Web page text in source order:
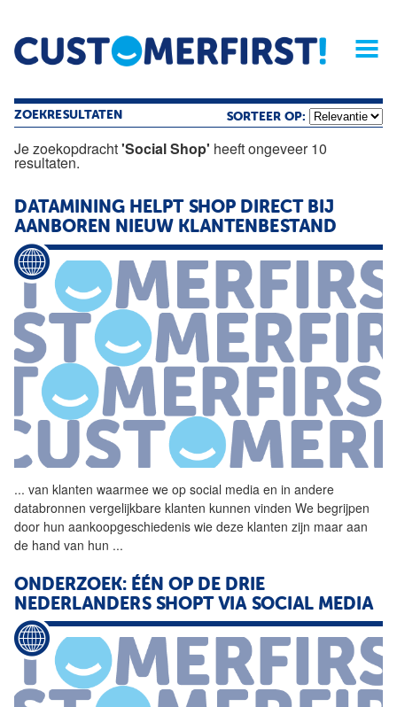
Home Opinie Archief
Magazine
ZOEKRESULTATEN SORTEER OP:
Je zoekopdracht'Social Shop' heeft ongeveer 10
resultaten.
DATAMINING HELPT SHOP DIRECT BIJ
AANBOREN NIEUW KLANTENBESTAND
... van klanten waarmee we op social media en in andere
databronnen vergelijkbare klanten kunnen vinden We begrijpen
door hun aankoopgeschiedenis wie deze klanten zijn maar aan
de hand van hun ...
ONDERZOEK: ÉÉN OP DE DRIE
NEDERLANDERS SHOPT VIA SOCIAL MEDIA